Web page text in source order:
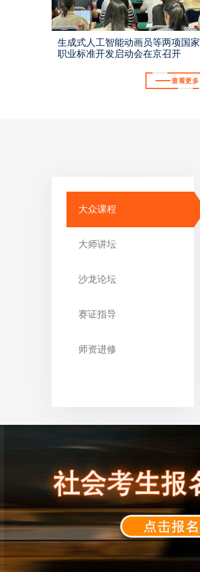
生成式人工智能动画员等两项国家
职业标准开发启动会在京召开
查看更多
大众课程
大师讲坛
沙龙论坛
赛证指导
师资进修